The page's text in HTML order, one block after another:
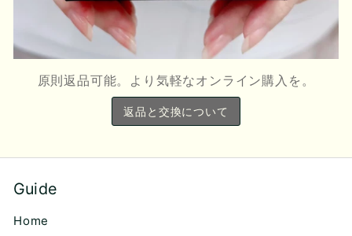
原則返品可能。より気軽なオンライン購入を。
返品と交換について
Guide
Home